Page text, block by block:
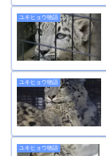
ユキヒョウ物語
ユキヒョウ物語
ユキヒョウ物語